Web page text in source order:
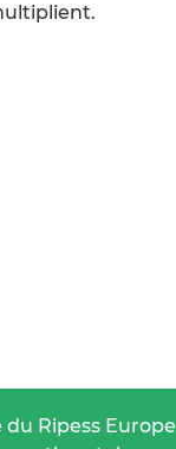
Ripess Europe